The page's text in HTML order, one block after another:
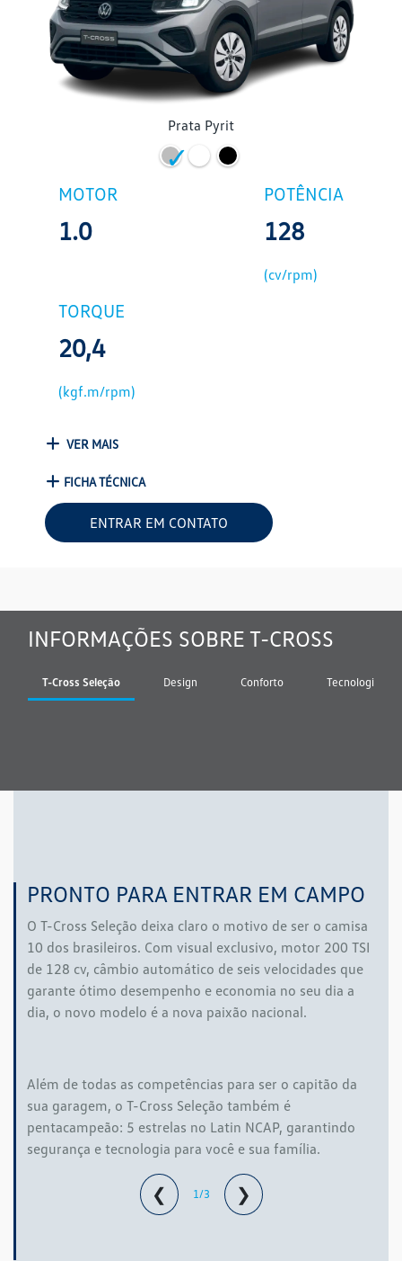
Prata Pyrit
MOTOR
1.0
POTÊNCIA
128
(cv/rpm)
TORQUE
20,4
(kgf.m/rpm)
VER MAIS
FICHA TÉCNICA
ENTRAR EM CONTATO
INFORMAÇÕES SOBRE T-CROSS
T-Cross Seleção Design Conforto Tecnologia
PRONTO PARA ENTRAR EM CAMPO
O T-Cross Seleção deixa claro o motivo de ser o camisa
10 dos brasileiros. Com visual exclusivo, motor 200 TSI
de 128 cv, câmbio automático de seis velocidades que
garante ótimo desempenho e economia no seu dia a
dia, o novo modelo é a nova paixão nacional.
Além de todas as competências para ser o capitão da
sua garagem, o T-Cross Seleção também é
pentacampeão: 5 estrelas no Latin NCAP, garantindo
segurança e tecnologia para você e sua família.
❮ 1/3 ❯